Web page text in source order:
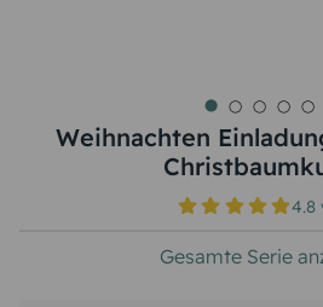
Weihnachten
4.8
Gesamte Serie